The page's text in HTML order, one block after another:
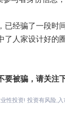
已经骗了一段时
了人家设计好的
要被骗，请关注
性投资! 投资有风险,入